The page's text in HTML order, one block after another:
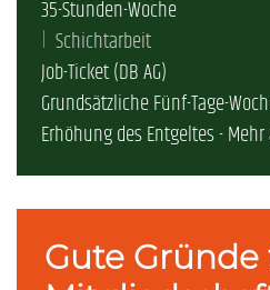
35-Stunden-Woche
Schichtarbeit
Job-Ticket (DB AG)
Grundsätzliche Fünf-Tage-
Erhöhung des Entgeltes - Mehr
Gute